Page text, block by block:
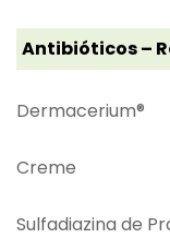
Antibióticos –
Dermacerium®
Creme
Sulfadiazina de